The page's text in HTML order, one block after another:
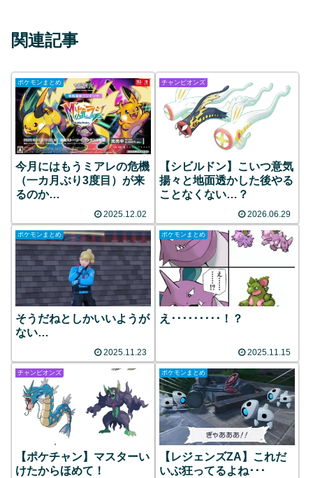
関連記事
ポケモンまとめ
今月にはもうミアレの危機
（一カ月ぶり3度目）が来
るのか…
2025.12.02
チャンピオンズ
【シビルドン】こいつ意気
揚々と地面透かした後やる
ことなくない…？
2026.06.29
ポケモンまとめ
そうだねとしかいいようが
ない…
2025.11.23
ポケモンまとめ
え･････････！？
2025.11.15
チャンピオンズ
【ポケチャン】マスターい
けたからほめて！
ポケモンまとめ
【レジェンズZA】これだ
いぶ狂ってるよね･･･